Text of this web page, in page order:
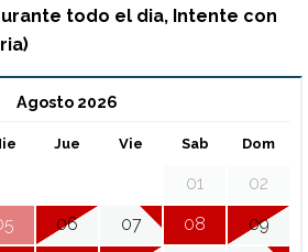
todo el dia, Intente con
Agosto 2026
Jue Vie Sab Dom
01
02
06 07 08
09